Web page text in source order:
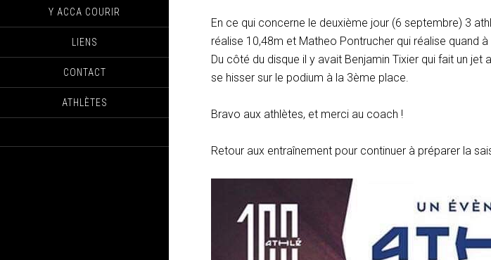
Y ACCA COURIR
LIENS
CONTACT
ATHLÈTES
En ce qui concerne le deuxième jour (6 septembre) 3
réalise 10,48m et Matheo Pontrucher qui réalise quand à
Du côté du disque il y avait Benjamin Tixier qui fait un
se hisser sur le podium à la 3ème place.
Bravo aux athlètes, et merci au coach !
Retour aux entraînement pour continuer à préparer la